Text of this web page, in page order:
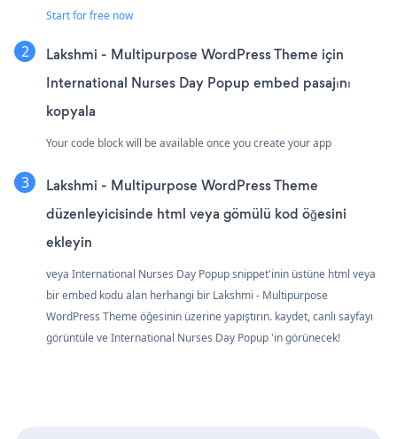
Start for free now
Lakshmi - Multipurpose WordPress Theme için
International Nurses Day Popup embed pasajını
kopyala
Your code block will be available once you create your app
Lakshmi - Multipurpose WordPress Theme
düzenleyicisinde html veya gömülü kod öğesini
ekleyin
veya International Nurses Day Popup snippet'inin üstüne html veya
bir embed kodu alan herhangi bir Lakshmi - Multipurpose
WordPress Theme öğesinin üzerine yapıştırın. kaydet, canlı sayfayı
görüntüle ve International Nurses Day Popup 'in görünecek!